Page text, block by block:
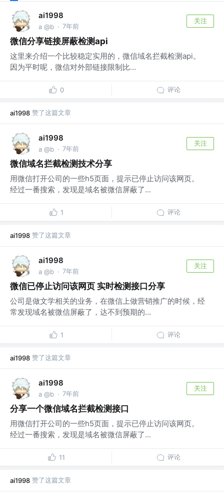
ai1998
a @b · 7年前
关注
微信分享链接屏蔽检测api
这里来介绍一个比较稳定实用的，微信域名拦截检测api。
因为平时呢，微信对外部链接限制比...
0 评论
ai1998 赞了这篇文章
ai1998
a @b · 7年前
关注
微信域名拦截检测技术分享
用微信打开公司的一些h5页面，提示已停止访问该网页。
经过一番搜索，发现是域名被微信屏蔽了...
1 评论
ai1998 赞了这篇文章
ai1998
a @b · 7年前
关注
微信已停止访问该网页 实时检测接口分享
公司是做文学相关的业务，在微信上做营销推广的时候，经
常发现域名被微信屏蔽了，达不到预期的...
1 评论
ai1998 赞了这篇文章
ai1998
a @b · 7年前
关注
分享一个微信域名拦截检测接口
用微信打开公司的一些h5页面，提示已停止访问该网页。
经过一番搜索，发现是域名被微信屏蔽了...
11 评论
ai1998 赞了这篇文章